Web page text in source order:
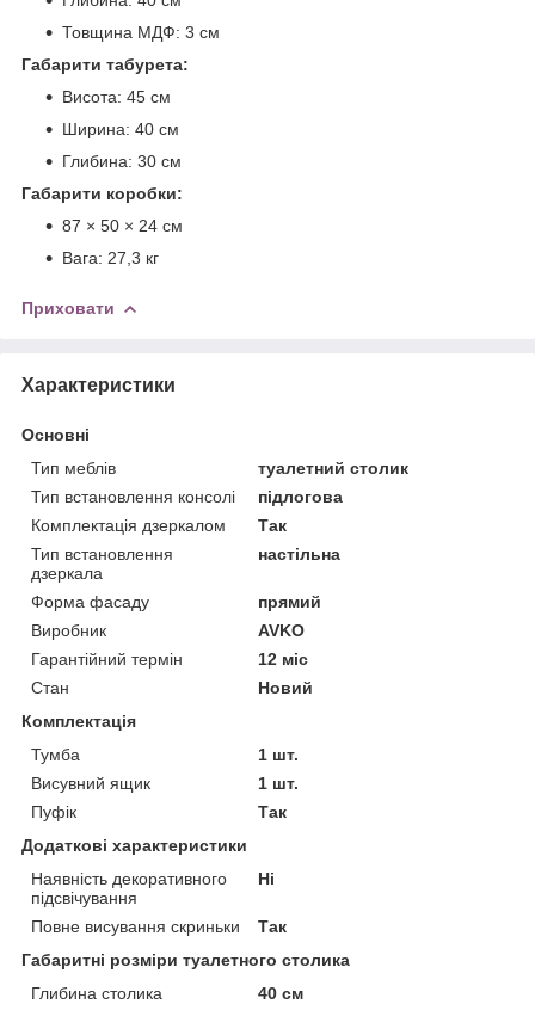
Товщина МДФ: 3 см
Габарити табурета:
Висота: 45 см
Ширина: 40 см
Глибина: 30 см
Габарити коробки:
87 × 50 × 24 см
Вага: 27,3 кг
Приховати
Характеристики
Основні
Тип меблів
туалетний столик
Тип встановлення консолі
підлогова
Комплектація дзеркалом
Так
Тип встановлення
дзеркала
настільна
Форма фасаду
прямий
Виробник
AVKO
Гарантійний термін
12 міс
Стан
Новий
Комплектація
Тумба
1 шт.
Висувний ящик
1 шт.
Пуфік
Так
Додаткові характеристики
Наявність декоративного
підсвічування
Ні
Повне висування скриньки
Так
Габаритні розміри туалетного столика
Глибина столика
40 см